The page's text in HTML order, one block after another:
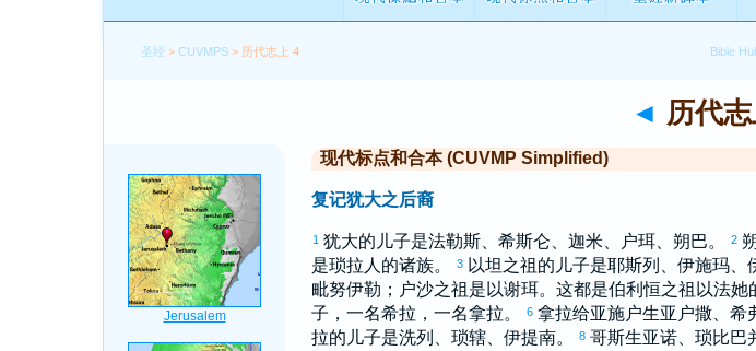
圣经 >CUVMPS > 历代志上 4
◄ 历代
现代标点和合本 (CUVMP Simplified)
复记犹大之后裔
1 犹大的儿子是法勒斯、 希斯仑 迦米、 户珥、 朔巴。 2
是琐拉 人的诸族。 3 以坦 之祖的儿子是耶斯列 伊施玛、
毗努伊勒 ； 户沙之祖是 以谢珥。这都是伯利恒之祖 以法她
子，一名希拉 ，一名拿拉。 6 拿拉给亚施户生亚户撒、 希
拉的儿子是洗列 琐辖、 伊提南。 8 哥斯生亚诺、 琐比巴